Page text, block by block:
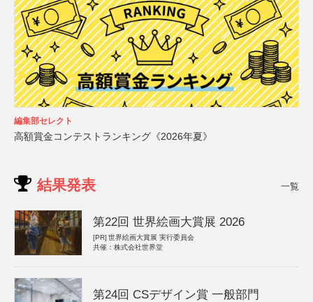
編集部セレクト
高額賞金コンテストランキング《2026年夏》
結果発表 一覧
第22回 世界絵画大賞展 2026
[PR] 世界絵画大賞展 実行委員会
共催：株式会社世界堂
第24回 CSデザイン賞 一般部門